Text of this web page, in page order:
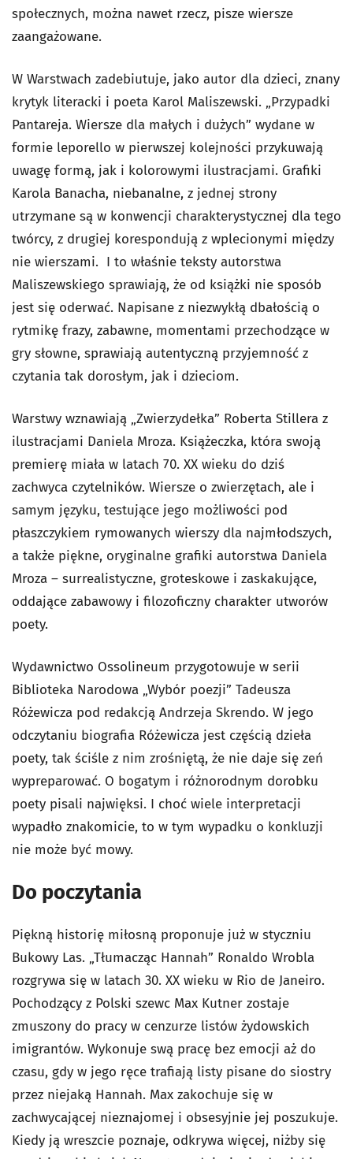
społecznych, można nawet rzecz, pisze wiersze
zaangażowane.
W Warstwach zadebiutuje, jako autor dla dzieci, znany
krytyk literacki i poeta Karol Maliszewski. „Przypadki
Pantareja. Wiersze dla małych i dużych” wydane w
formie leporello w pierwszej kolejności przykuwają
uwagę formą, jak i kolorowymi ilustracjami. Grafiki
Karola Banacha, niebanalne, z jednej strony
utrzymane są w konwencji charakterystycznej dla tego
twórcy, z drugiej korespondują z wplecionymi między
nie wierszami. I to właśnie teksty autorstwa
Maliszewskiego sprawiają, że od książki nie sposób
jest się oderwać. Napisane z niezwykłą dbałością o
rytmikę frazy, zabawne, momentami przechodzące w
gry słowne, sprawiają autentyczną przyjemność z
czytania tak dorosłym, jak i dzieciom.
Warstwy wznawiają „Zwierzydełka” Roberta Stillera z
ilustracjami Daniela Mroza. Książeczka, która swoją
premierę miała w latach 70. XX wieku do dziś
zachwyca czytelników. Wiersze o zwierzętach, ale i
samym języku, testujące jego możliwości pod
płaszczykiem rymowanych wierszy dla najmłodszych,
a także piękne, oryginalne grafiki autorstwa Daniela
Mroza – surrealistyczne, groteskowe i zaskakujące,
oddające zabawowy i filozoficzny charakter utworów
poety.
Wydawnictwo Ossolineum przygotowuje w serii
Biblioteka Narodowa „Wybór poezji” Tadeusza
Różewicza pod redakcją Andrzeja Skrendo. W jego
odczytaniu biografia Różewicza jest częścią dzieła
poety, tak ściśle z nim zrośniętą, że nie daje się zeń
wypreparować. O bogatym i różnorodnym dorobku
poety pisali najwięksi. I choć wiele interpretacji
wypadło znakomicie, to w tym wypadku o konkluzji
nie może być mowy.
Do poczytania
Piękną historię miłosną proponuje już w styczniu
Bukowy Las. „Tłumacząc Hannah” Ronaldo Wrobla
rozgrywa się w latach 30. XX wieku w Rio de Janeiro.
Pochodzący z Polski szewc Max Kutner zostaje
zmuszony do pracy w cenzurze listów żydowskich
imigrantów. Wykonuje swą pracę bez emocji aż do
czasu, gdy w jego ręce trafiają listy pisane do siostry
przez niejaką Hannah. Max zakochuje się w
zachwycającej nieznajomej i obsesyjnie jej poszukuje.
Kiedy ją wreszcie poznaje, odkrywa więcej, niżby się